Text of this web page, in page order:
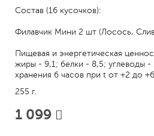
Состав (16 кусочков):
Филавчик Мини 2 шт (Лосось,
Пищевая и энергетическая
жиры - 9,1; белки - 8,5; углеводы -
хранения 6 часов при t от +2 до +6.
255 г.
1 099